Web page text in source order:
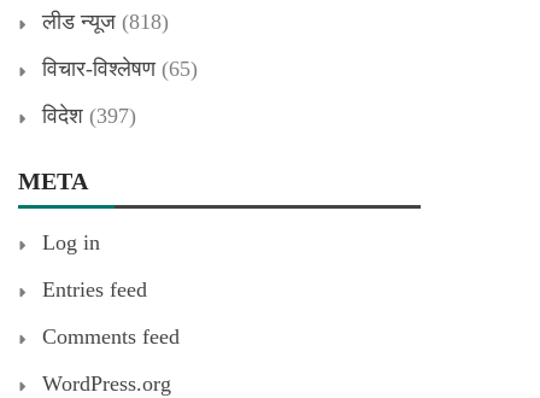
लीड न्यूज (818)
विचार-विश्लेषण(65)
विदेश (397)
META
Log in
Entries feed
Comments feed
WordPress.org